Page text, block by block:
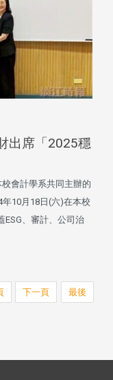
出席「2025穩
會計學系共同主辦的
年10月18日(六)在本校
ESG、審計、公司治
下一頁 最後